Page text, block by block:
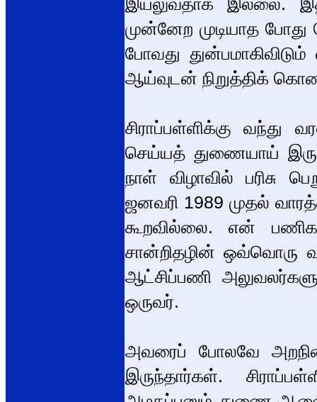
முன்னேற முடியாத
போவது
ஆய்வுடன் நிறுத்திக்
சிராப்பள்ளிக்கு வந்து
செய்யத் துணையாய்
நாள் விழாவில் பரிசு
ஜனவரி 1989 முதல்
கூறவில்லை. என்
சான்றிதழின் ஒவ்வொரு
ஆட்சிப்பணி
ஒருவர்.
அவரைப் போலவே
இருந்தார்கள்.